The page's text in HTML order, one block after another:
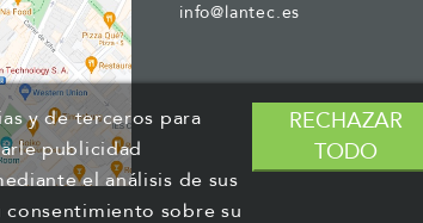
info@lantec.es
y de terceros para
publicidad
el análisis de sus
consentimiento sobre su
RECHAZAR
TODO